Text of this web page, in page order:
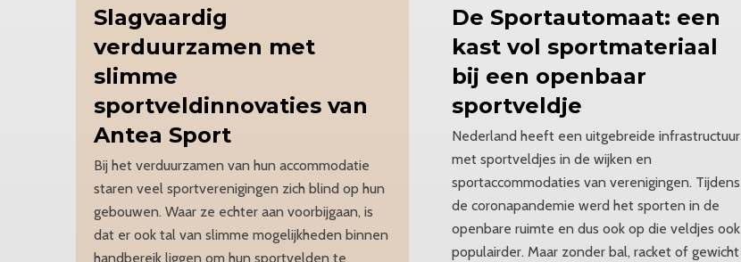
Slagvaardig
verduurzamen met
slimme
sportveldinnovaties van
Antea Sport
Bij het verduurzamen van hun accommodatie
staren veel sportverenigingen zich blind op hun
gebouwen. Waar ze echter aan voorbijgaan, is
dat er ook tal van slimme mogelijkheden binnen
handbereik liggen om hun sportvelden te
De Sportautomaat: een
kast vol sportmateriaal
bij een openbaar
sportveldje
Nederland heeft een uitgebreide infrastructuur
met sportveldjes in de wijken en
sportaccommodaties van verenigingen. Tijdens
de coronapandemie werd het sporten in de
openbare ruimte en dus ook op die veldjes ook
populairder. Maar zonder bal, racket of gewicht